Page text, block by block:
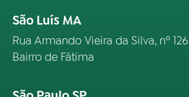
São Luís MA
Rua Armando Vieira da Silva, nº 126
Bairro de Fátima